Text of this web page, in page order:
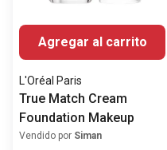
Agregar al carrito
L'Oréal Paris
True Match Cream
Foundation Makeup
Vendido por Siman